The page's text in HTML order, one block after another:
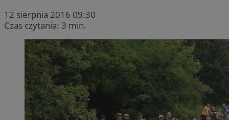
12 sierpnia 2016 09:30
Czas czytania: 3 min.